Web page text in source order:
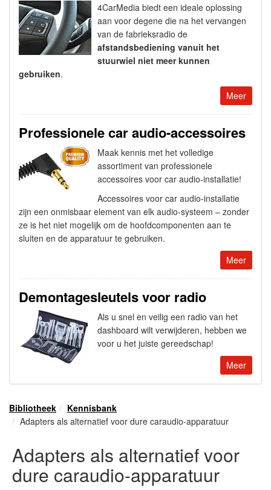
4CarMedia biedt een ideale oplossing
aan voor degene die na het vervangen
van de fabrieksradio de
afstandsbediening vanuit het
stuurwiel niet meer kunnen
gebruiken.
Meer
Professionele car audio-accessoires
Maak kennis met het volledige
assortiment van professionele
accessoires voor car audio-installatie!
Accessoires voor car audio-installatie
zijn een onmisbaar element van elk audio-systeem – zonder
ze is het niet mogelijk om de hoofdcomponenten aan te
sluiten en de apparatuur te gebruiken.
Meer
Demontagesleutels voor radio
Als u snel en veilig een radio van het
dashboard wilt verwijderen, hebben we
voor u het juiste gereedschap!
Meer
Bibliotheek
Kennisbank
Adapters als alternatief voor dure caraudio-apparatuur
Adapters als alternatief voor
dure caraudio-apparatuur